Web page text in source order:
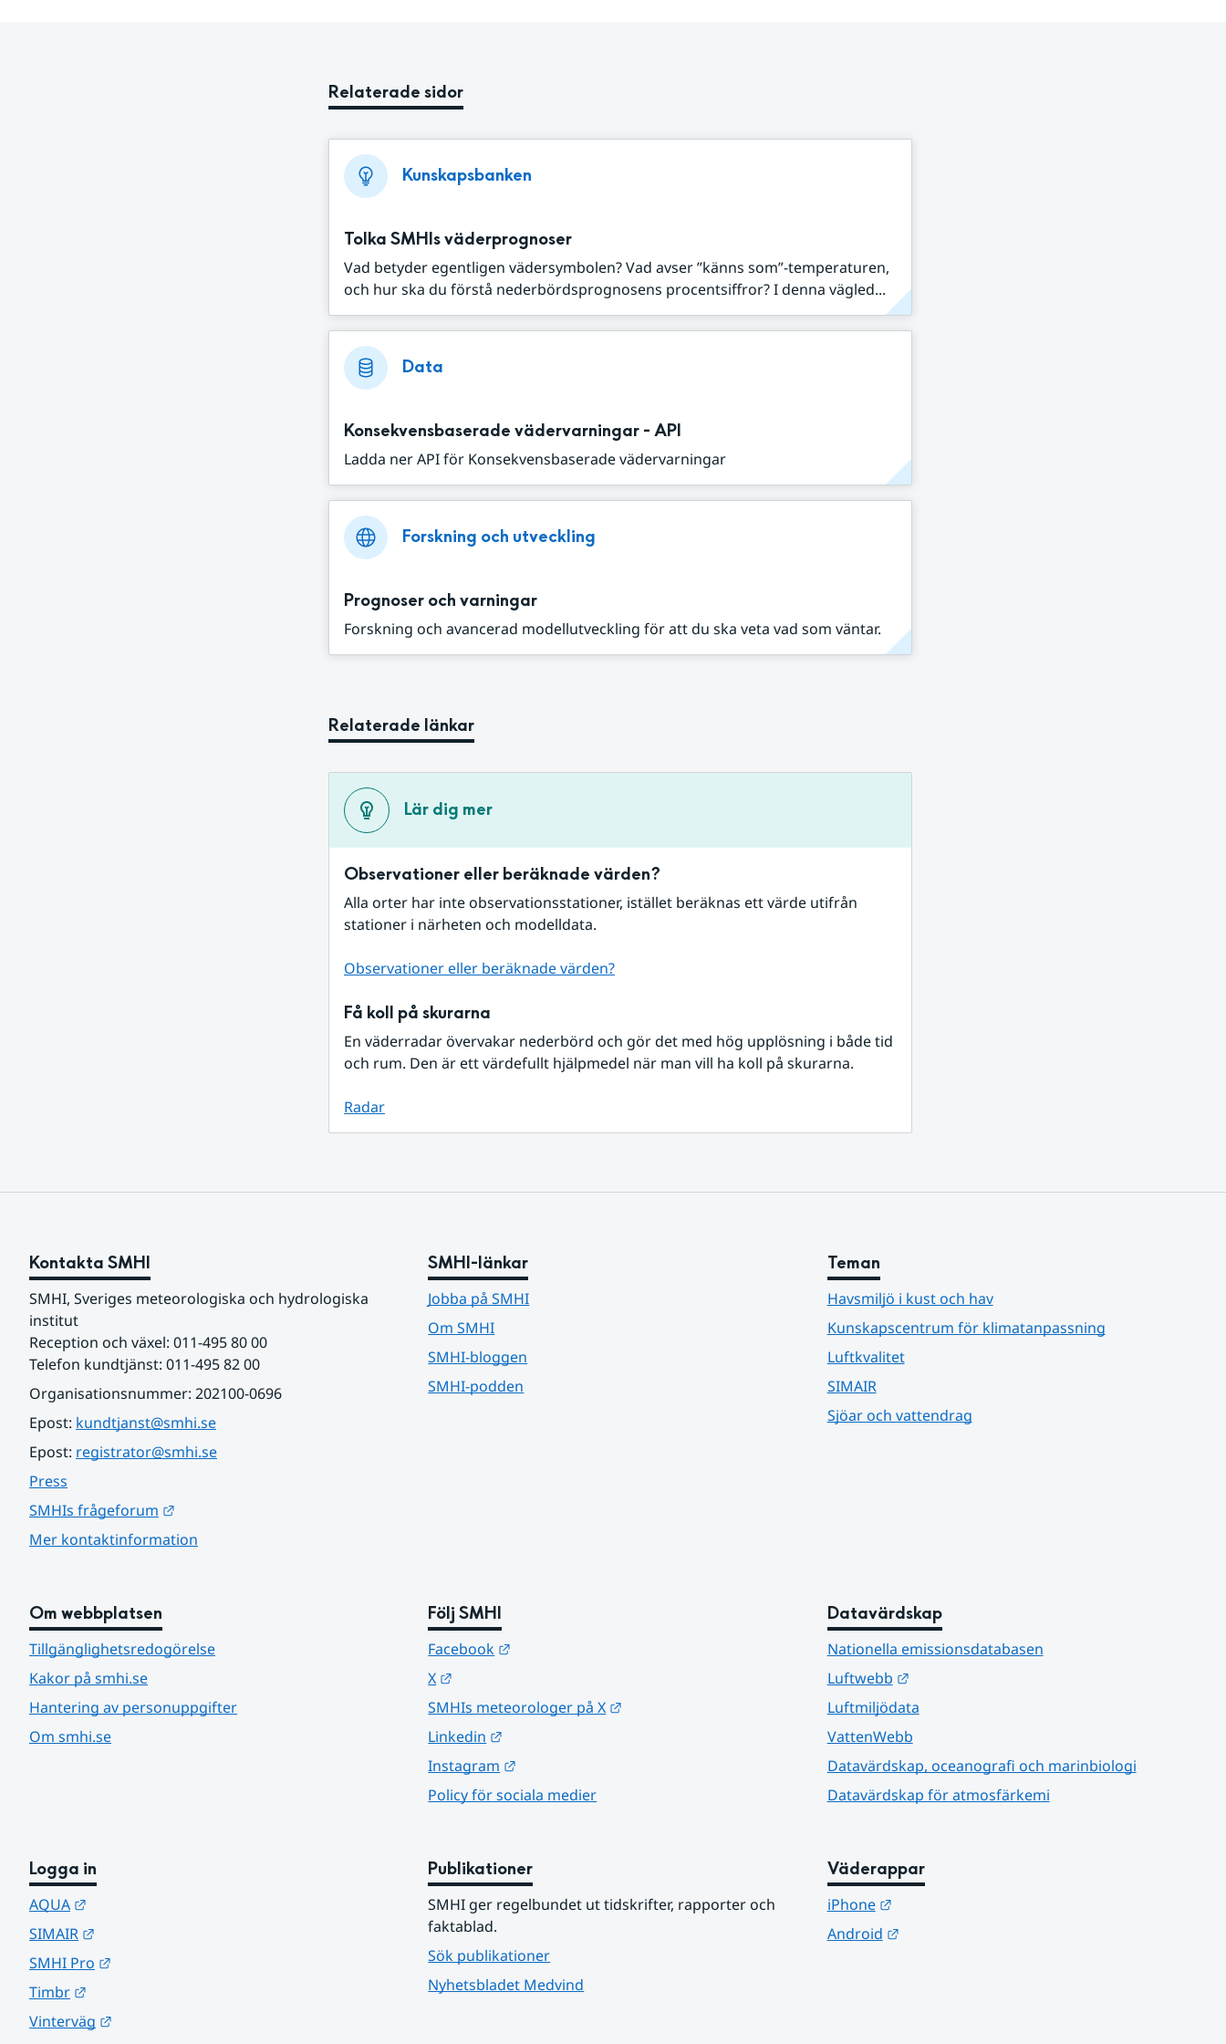
Relaterade sidor
Kunskapsbanken
Tolka SMHIs väderprognoser
Vad betyder egentligen vädersymbolen? Vad avser ”känns som”-temperaturen,
och hur ska du förstå nederbördsprognosens procentsiffror? I denna vägled...
Data
Konsekvensbaserade vädervarningar - API
Ladda ner API för Konsekvensbaserade vädervarningar
Forskning och utveckling
Prognoser och varningar
Forskning och avancerad modellutveckling för att du ska veta vad som väntar.
Relaterade länkar
Lär dig mer
Observationer eller beräknade värden?
Alla orter har inte observationsstationer, istället beräknas ett värde utifrån
stationer i närheten och modelldata.
Observationer eller beräknade värden?
Få koll på skurarna
En väderradar övervakar nederbörd och gör det med hög upplösning i både tid
och rum. Den är ett värdefullt hjälpmedel när man vill ha koll på skurarna.
Radar
Kontakta SMHI
SMHI, Sveriges meteorologiska och hydrologiska
institut
Reception och växel: 011-495 80 00
Telefon kundtjänst: 011-495 82 00
Organisationsnummer: 202100-0696
Epost: kundtjanst@smhi.se
Epost: registrator@smhi.se
Press
SMHIs frågeforum
Mer kontaktinformation
SMHI-länkar
Jobba på SMHI
Om SMHI
SMHI-bloggen
SMHI-podden
Teman
Havsmiljö i kust och hav
Kunskapscentrum för klimatanpassning
Luftkvalitet
SIMAIR
Sjöar och vattendrag
Om webbplatsen
Tillgänglighetsredogörelse
Kakor på smhi.se
Hantering av personuppgifter
Om smhi.se
Följ SMHI
Facebook
X
SMHIs meteorologer på X
Linkedin
Instagram
Policy för sociala medier
Datavärdskap
Nationella emissionsdatabasen
Luftwebb
Länk till annan webbplats.
Luftmiljödata
VattenWebb
Datavärdskap, oceanografi och marinbiologi
Datavärdskap för atmosfärkemi
Logga in
AQUA
SIMAIR
SMHI Pro
Timbr
Vinterväg
Publikationer
SMHI ger regelbundet ut tidskrifter, rapporter och
faktablad.
Sök publikationer
Nyhetsbladet Medvind
Väderappar
iPhone
Länk till annan webbplats.
Android
Länk till annan webbplats.